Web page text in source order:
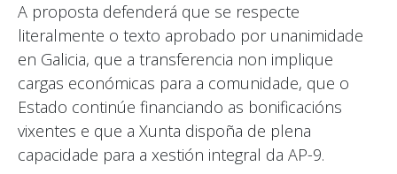
A proposta defenderá que se respecte
literalmente o texto aprobado por unanimidade
en Galicia, que a transferencia non implique
cargas económicas para a comunidade, que o
Estado continúe financiando as bonificacións
vixentes e que a Xunta dispoña de plena
capacidade para a xestión integral da AP-9.